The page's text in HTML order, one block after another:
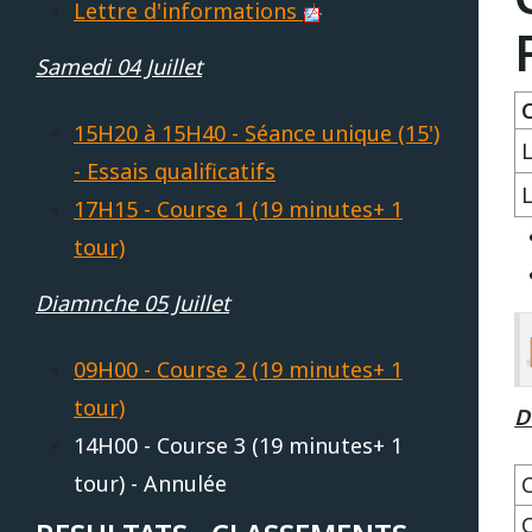
Lettre d'informations
Samedi 04 Juillet
15H20 à 15H40 - Séance unique (15')
- Essais qualificatifs
17H15 - Course 1 (19 minutes+ 1
tour)
Diamnche 05 Juillet
09H00 - Course 2 (19 minutes+ 1
tour)
14H00 - Course 3 (19 minutes+ 1
tour) - Annulée
2015
2014
2013
2012
2011
2010
2011
2010
2009
2008
2007
2006
2012
Open French Cup 2011
HAUTE SAINTONGE
LE MANS
LE VIGEANT
MAGNY-COURS
Vidéos 2010
Vidéos 2008
Vidéos 2007
Vidéos 2006
Vidéos 2005
Vidéos 2003
Vidéos 2002